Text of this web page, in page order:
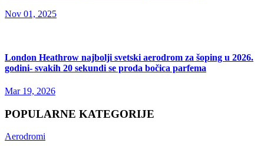
Nov 01, 2025
London Heathrow najbolji svetski aerodrom za šoping u 2026.
godini- svakih 20 sekundi se proda bočica parfema
Mar 19, 2026
POPULARNE KATEGORIJE
Aerodromi